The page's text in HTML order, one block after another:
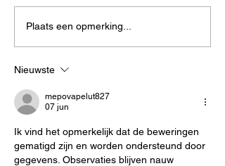
Plaats een opmerking...
Nieuwste
mepovapelut827
07 jun
Ik vind het opmerkelijk dat de beweringen
gematigd zijn en worden ondersteund door
gegevens. Observaties blijven nauw